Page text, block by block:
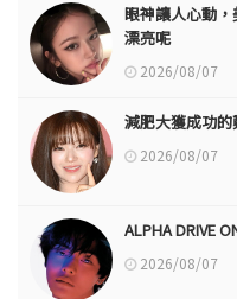
眼神讓人心動
漂亮呢
2026/08/07
減肥大獲成功的
2026/08/07
ALPHA DRIVE
2026/08/07